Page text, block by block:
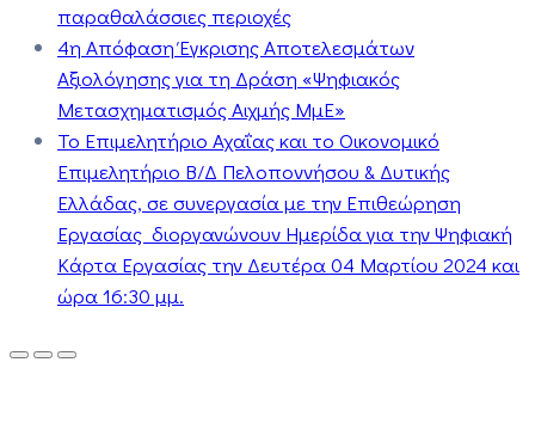
παραθαλάσσιες περιοχές
4η Απόφαση Έγκρισης Αποτελεσμάτων
Αξιολόγησης για τη Δράση «Ψηφιακός
Μετασχηματισμός Αιχμής ΜμΕ»
Το Επιμελητήριο Αχαΐας και το Οικονομικό
Επιμελητήριο Β/Δ Πελοποννήσου & Δυτικής
Ελλάδας, σε συνεργασία με την Επιθεώρηση
Εργασίας διοργανώνουν Ημερίδα για την Ψηφιακή
Κάρτα Εργασίας την Δευτέρα 04 Μαρτίου 2024 και
ώρα 16:30 μμ.